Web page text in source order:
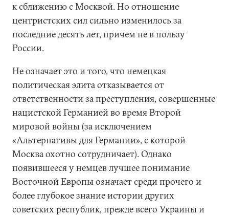
к сближению с Москвой. Но отношение
центристских сил сильно изменилось за
последние десять лет, причем не в пользу
России.
Не означает это и того, что немецкая
политическая элита отказывается от
ответственности за преступления, совершенные
нацистской Германией во время Второй
мировой войны (за исключением
«Альтернативы для Германии», с которой
Москва охотно сотрудничает). Однако
появившееся у немцев лучшее понимание
Восточной Европы означает среди прочего и
более глубокое знание истории других
советских республик, прежде всего Украины и